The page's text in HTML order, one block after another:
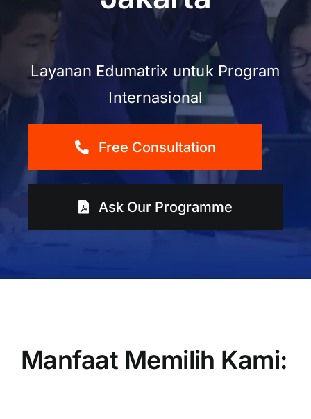
Layanan Edumatrix untuk Program
Internasional
Free Consultation
Ask Our Programme
Manfaat Memilih Kami: